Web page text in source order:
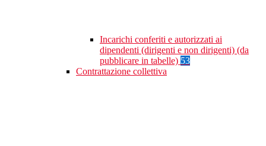
Incarichi conferiti e autorizzati ai
dipendenti (dirigenti e non dirigenti) (da
pubblicare in tabelle) 53
Contrattazione collettiva